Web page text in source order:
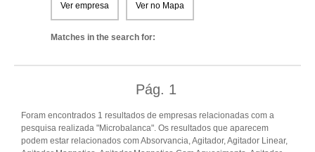
Ver empresa Ver no Mapa
Matches in the search for:
Pág. 1
Foram encontrados 1 resultados de empresas relacionadas com a
pesquisa realizada "Microbalanca". Os resultados que aparecem
podem estar relacionados com Absorvancia, Agitador, Agitador Linear,